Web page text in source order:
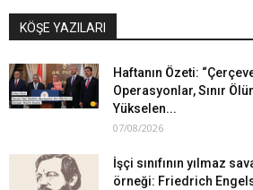
KÖŞE YAZILARI
Haftanın Özeti:
Operasyonlar, Sınır
Yükselen...
07/08/2026
İşçi sınıfının yılmaz
örneği: Friedrich